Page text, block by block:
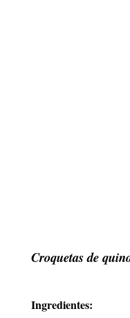
Croquetas de
Ingredientes: